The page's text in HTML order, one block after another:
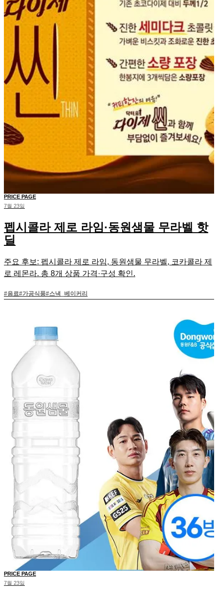
PRICE PAGE
7월 23일
펩시콜라 제로 라임·동원샘물 무라벨 핫
딜
주요 후보: 펩시콜라 제로 라임, 동원샘물 무라벨, 코카콜라 제
로 레몬라. 총 8개 상품 가격·구성 확인.
#음료#가공식품#스낵_베이커리
PRICE PAGE
7월 23일